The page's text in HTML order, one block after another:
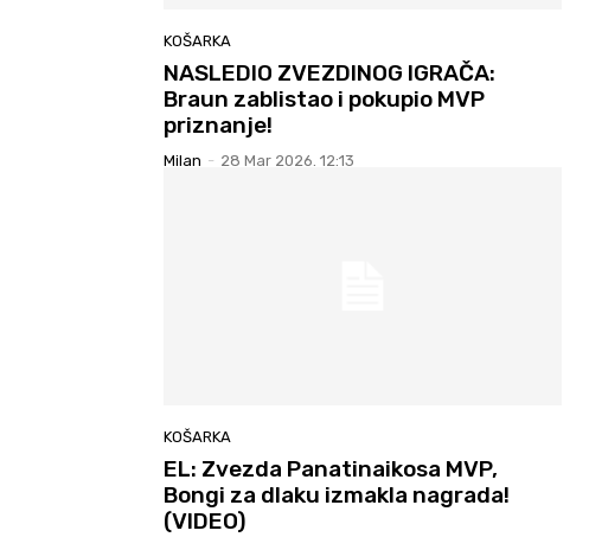
KOŠARKA
NASLEDIO ZVEZDINOG IGRAČA:
Braun zablistao i pokupio MVP
priznanje!
Milan - 28 Mar 2026. 12:13
KOŠARKA
EL: Zvezda Panatinaikosa MVP,
Bongi za dlaku izmakla nagrada!
(VIDEO)